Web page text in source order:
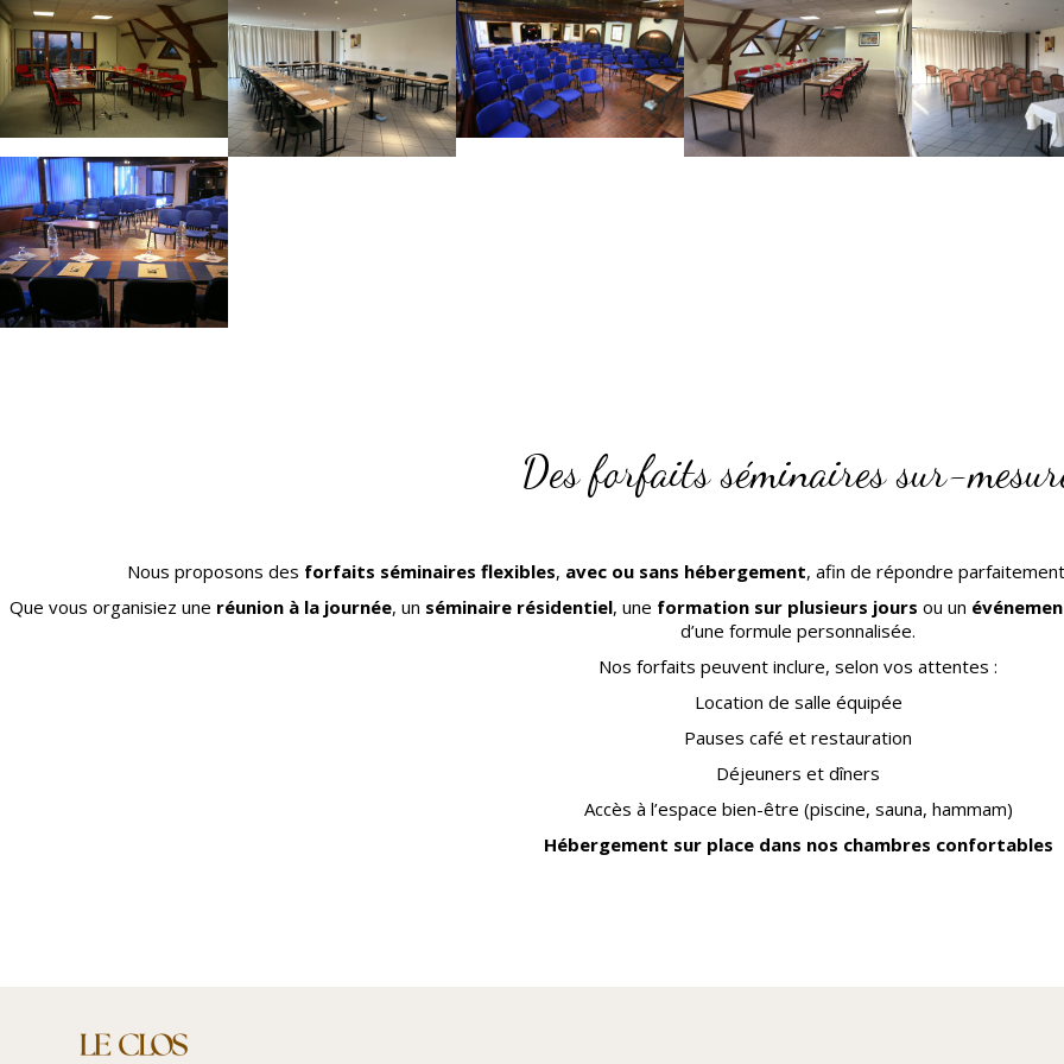
Des forfaits séminaires sur-
Nous proposons des forfaits séminaires flexibles, avec ou sans hébergement, afin de répondre
Que vous organisiez une réunion à la journée, un séminaire résidentiel, une formation sur plusieurs jours ou un
d’une formule personnalisée.
Nos forfaits peuvent inclure, selon vos attentes :
Location de salle équipée
Pauses café et restauration
Déjeuners et dîners
Accès à l’espace bien-être (piscine, sauna, hammam)
Hébergement sur place dans nos chambres confortables